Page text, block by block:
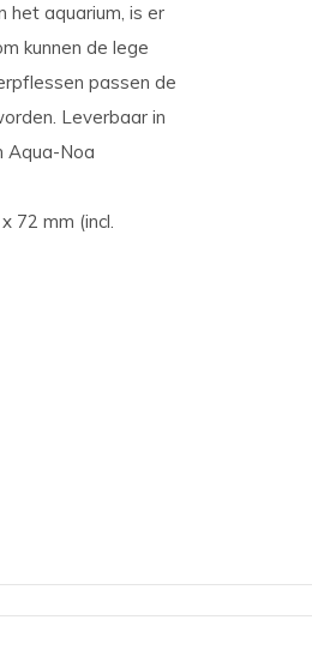
het aquarium, is er
kunnen de lege
passen de
Leverbaar in
Aqua-Noa
72 mm (incl.